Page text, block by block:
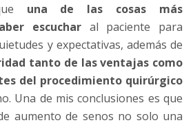
una de las cosas más
escuchar al paciente para
y expectativas, además de
tanto de las ventajas como
del procedimiento quirúrgico
Una de mis conclusiones es que
aumento de senos no solo una